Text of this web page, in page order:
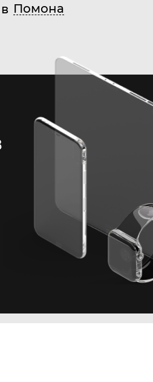
Помона